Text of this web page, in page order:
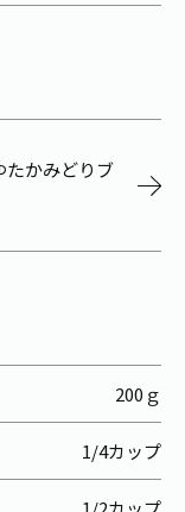
たかみどりブ
200ｇ
1/4カップ